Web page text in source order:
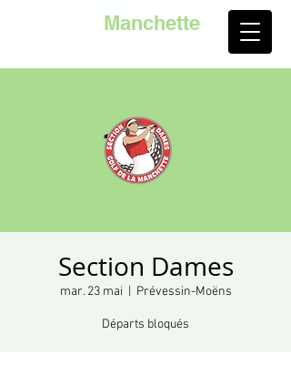
Manchette
Section Dames
mar. 23 mai Prévessin-Moëns
Départs bloqués